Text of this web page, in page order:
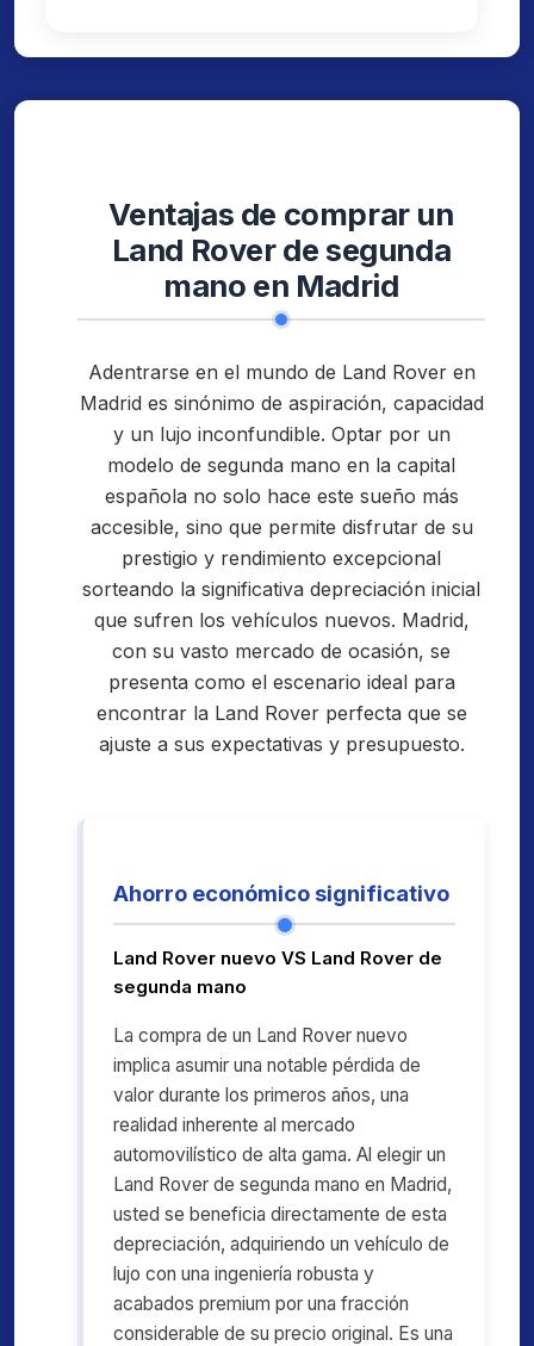
Ventajas de comprar un
Land Rover de segunda
mano en Madrid
Adentrarse en el mundo de Land Rover en
Madrid es sinónimo de aspiración, capacidad
y un lujo inconfundible. Optar por un
modelo de segunda mano en la capital
española no solo hace este sueño más
accesible, sino que permite disfrutar de su
prestigio y rendimiento excepcional
sorteando la significativa depreciación inicial
que sufren los vehículos nuevos. Madrid,
con su vasto mercado de ocasión, se
presenta como el escenario ideal para
encontrar la Land Rover perfecta que se
ajuste a sus expectativas y presupuesto.
Ahorro económico significativo
Land Rover nuevo VS Land Rover de
segunda mano
La compra de un Land Rover nuevo
implica asumir una notable pérdida de
valor durante los primeros años, una
realidad inherente al mercado
automovilístico de alta gama. Al elegir un
Land Rover de segunda mano en Madrid,
usted se beneficia directamente de esta
depreciación, adquiriendo un vehículo de
lujo con una ingeniería robusta y
acabados premium por una fracción
considerable de su precio original. Es una